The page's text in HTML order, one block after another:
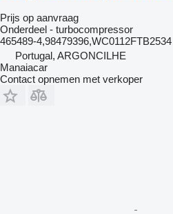
Prijs op aanvraag
Onderdeel - turbocompressor
465489-4,98479396,WC0112FTB2534
Portugal, ARGONCILHE
Manaiacar
Contact opnemen met verkoper